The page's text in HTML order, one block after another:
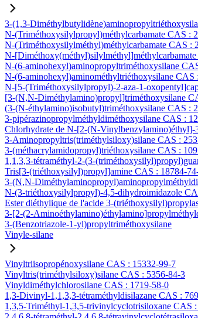
3-(1,3-
N-(Triméthoxysilylpropyl)méthylcarbamate CAS :
N-(Triméthoxysilylméthyl)méthylcarbamate CAS :
N-
N-(6-aminohexyl)aminopropyltriméthoxysilane
N-(6-aminohexyl)aminométhyltriéthoxysilane CAS
N-[5-(Triméthoxysilylpropyl)-2-aza-1-
[3-(N,N-Diméthylamino)propyl]triméthoxysilane
(3-(N-éthylamino)isobutyl)triméthoxysilane CAS :
3-pipérazinopropylméthyldiméthoxysilane CAS :
Chlorhydrate de N-[2-(N-
3-Aminopropyltris(triméthylsiloxy)silane CAS :
3-(méthacrylamidopropyl)triéthoxysilane CAS :
1,1,3,3-tétraméthyl-2-(3-
Tris[3-(triéthoxysilyl)propyl]amine CAS : 18784-
3-(N,N-
N-(3-triéthoxysilylpropyl)-4,5-dihydroimidazole
Ester diéthylique de l'acide 3-
3-[2-(2-
3-(Benzotriazole-1-yl)propyltriméthoxysilane
Vinyle-silane
Vinyltriisopropénoxysilane CAS : 15332-99-7
Vinyltris(triméthylsiloxy)silane CAS : 5356-84-3
Vinyldiméthylchlorosilane CAS : 1719-58-0
1,3-Divinyl-1,1,3,3-tétraméthyldisilazane CAS :
1,3,5-Triméthyl-1,3,5-trivinylcyclotrisiloxane CAS